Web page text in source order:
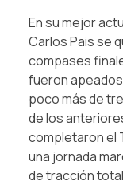
En su mejor
Carlos Pais se
compases
fueron
poco más de
de los
completaron el
una jornada
de tracción